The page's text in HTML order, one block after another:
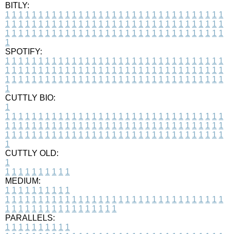
BITLY:
1 1 1 1 1 1 1 1 1 1 1 1 1 1 1 1 1 1 1 1 1 1 1 1 1 1 1 1 1 1 1 1 1
1 1 1 1 1 1 1 1 1 1 1 1 1 1 1 1 1 1 1 1 1 1 1 1 1 1 1 1 1 1 1 1 1
1 1 1 1 1 1 1 1 1 1 1 1 1 1 1 1 1 1 1 1 1 1 1 1 1 1 1 1 1 1 1 1 1
1
SPOTIFY:
1 1 1 1 1 1 1 1 1 1 1 1 1 1 1 1 1 1 1 1 1 1 1 1 1 1 1 1 1 1 1 1 1
1 1 1 1 1 1 1 1 1 1 1 1 1 1 1 1 1 1 1 1 1 1 1 1 1 1 1 1 1 1 1 1 1
1 1 1 1 1 1 1 1 1 1 1 1 1 1 1 1 1 1 1 1 1 1 1 1 1 1 1 1 1 1 1 1 1
1
CUTTLY BIO:
1
1 1 1 1 1 1 1 1 1 1 1 1 1 1 1 1 1 1 1 1 1 1 1 1 1 1 1 1 1 1 1 1 1
1 1 1 1 1 1 1 1 1 1 1 1 1 1 1 1 1 1 1 1 1 1 1 1 1 1 1 1 1 1 1 1 1
1 1 1 1 1 1 1 1 1 1 1 1 1 1 1 1 1 1 1 1 1 1 1 1 1 1 1 1 1 1 1 1 1
1
CUTTLY OLD:
1
1 1 1 1 1 1 1 1 1 1
MEDIUM:
1 1 1 1 1 1 1 1 1 1
1 1 1 1 1 1 1 1 1 1 1 1 1 1 1 1 1 1 1 1 1 1 1 1 1 1 1 1 1 1 1 1 1
1 1 1 1 1 1 1 1 1 1 1 1 1 1 1 1 1
PARALLELS:
1 1 1 1 1 1 1 1 1 1